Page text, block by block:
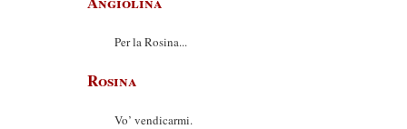
Per la Rosina...
Rosina
Vo’ vendicarmi.